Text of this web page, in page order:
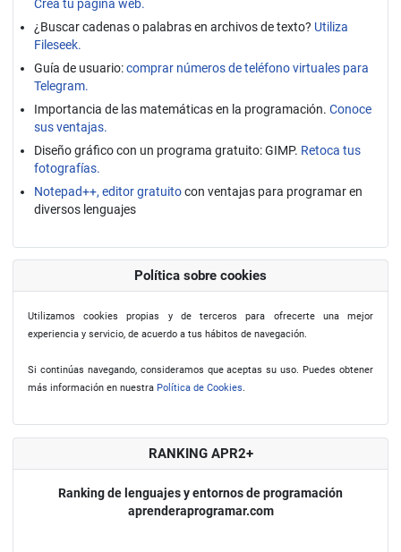
Crea tu página web.
¿Buscar cadenas o palabras en archivos de texto? Utiliza
Fileseek.
Guía de usuario:comprar números de teléfono virtuales para
Telegram.
Importancia de las matemáticas en la programación. Conoce
sus ventajas.
Diseño gráfico con un programa gratuito: GIMP. Retoca tus
fotografías.
Notepad++, editor gratuitocon ventajas para programar en
diversos lenguajes
Política sobre cookies
Utilizamos cookies propias y de terceros para ofrecerte una mejor
experiencia y servicio, de acuerdo a tus hábitos de navegación.
Si continúas navegando, consideramos que aceptas su uso. Puedes obtener
más información en nuestra Política de Cookies.
RANKING APR2+
Ranking de lenguajes y entornos de programación
aprenderaprogramar.com